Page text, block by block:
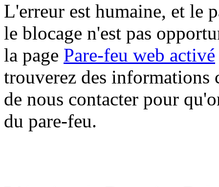
L'erreur est humaine, et le
le blocage n'est pas
la page Pare-feu web activé
trouverez des informations
de nous contacter pour
du pare-feu.